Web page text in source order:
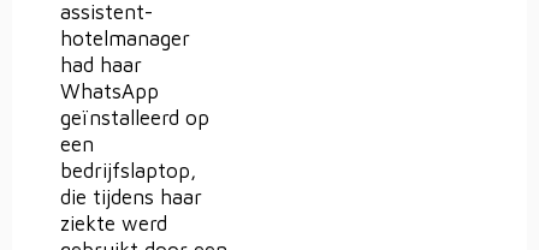
assistent-
hotelmanager
had haar
WhatsApp
geïnstalleerd op
een
bedrijfslaptop,
die tijdens haar
ziekte werd